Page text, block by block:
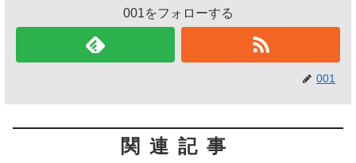
001をフォローする
001
関連記事